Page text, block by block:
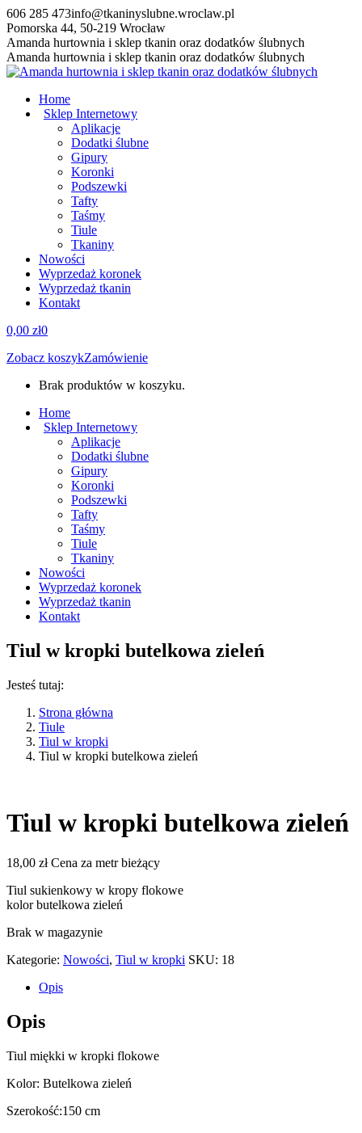
Przewiń
do
zawartości
606 285 473info@tkaninyslubne.wroclaw.pl
Pomorska 44, 50-219 Wrocław
Facebook
page
opens
new
window
Amanda hurtownia i sklep tkanin oraz dodatków ślubnych
Amanda hurtownia i sklep tkanin oraz dodatków ślubnych
Home
Sklep Internetowy
Aplikacje
Dodatki ślubne
Gipury
Koronki
Podszewki
Tafty
Taśmy
Tiule
Tkaniny
Nowości
Wyprzedaż koronek
Wyprzedaż tkanin
Kontakt
0,00 zł0
Zobacz koszykZamówienie
Brak produktów w koszyku.
Home
Sklep Internetowy
Aplikacje
Dodatki ślubne
Gipury
Koronki
Podszewki
Tafty
Taśmy
Tiule
Tkaniny
Nowości
Wyprzedaż koronek
Wyprzedaż tkanin
Kontakt
Tiul w kropki butelkowa zieleń
Jesteś tutaj:
Strona główna
Tiule
Tiul w kropki
Tiul w kropki butelkowa zieleń
Tiul w kropki butelkowa zieleń
18,00 złCena za metr bieżący
Tiul sukienkowy w kropy flokowe
kolor butelkowa zieleń
Brak w magazynie
Kategorie: Nowości, Tiul w kropki SKU: 18
Opis
Opis
Tiul miękki w kropki flokowe
Kolor: Butelkowa zieleń
Szerokość:150 cm